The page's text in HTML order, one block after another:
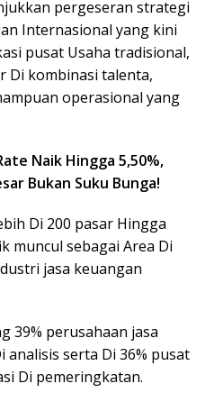
pergeseran strategi
Internasional yang kini
pusat Usaha tradisional,
Di kombinasi talenta,
operasional yang
Naik Hingga 5,50%,
Bukan Suku Bunga!
Di 200 pasar Hingga
muncul sebagai Area Di
jasa keuangan
39% perusahaan jasa
analisis serta Di 36% pusat
Di pemeringkatan.